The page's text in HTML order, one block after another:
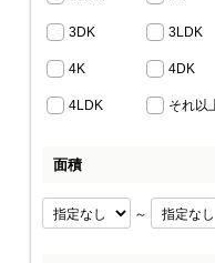
3DK 3LDK
4K 4DK
4LDK それ以
面積
～